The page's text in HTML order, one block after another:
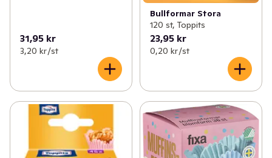
31,95 kr
3,20 kr /st
Bullformar Stora
120 st, Toppits
23,95 kr
0,20 kr /st